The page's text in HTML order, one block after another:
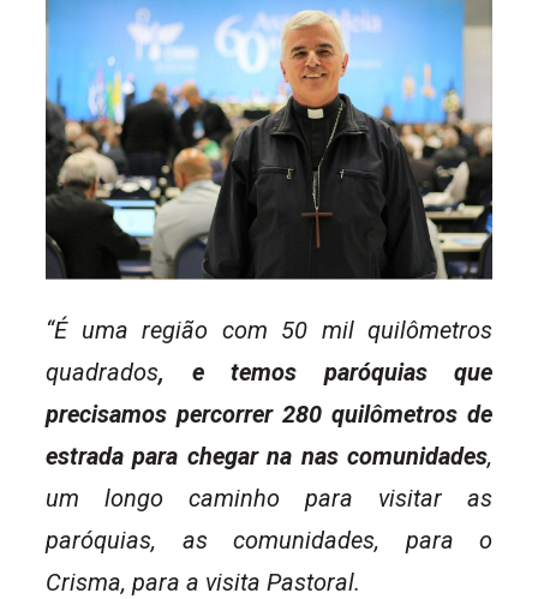
“É uma região com 50 mil quilômetros
quadrados, e temos paróquias que
precisamos percorrer 280 quilômetros de
estrada para chegar na nas comunidades,
um longo caminho para visitar as
paróquias, as comunidades, para o
Crisma, para a visita Pastoral.